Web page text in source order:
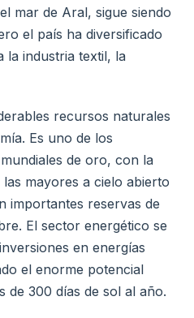
mar de Aral, sigue siendo
el país ha diversificado
la industria textil, la
recursos naturales
Es uno de los
de oro, con la
mayores a cielo abierto
importantes reservas de
El sector energético se
en energías
el enorme potencial
de 300 días de sol al año.